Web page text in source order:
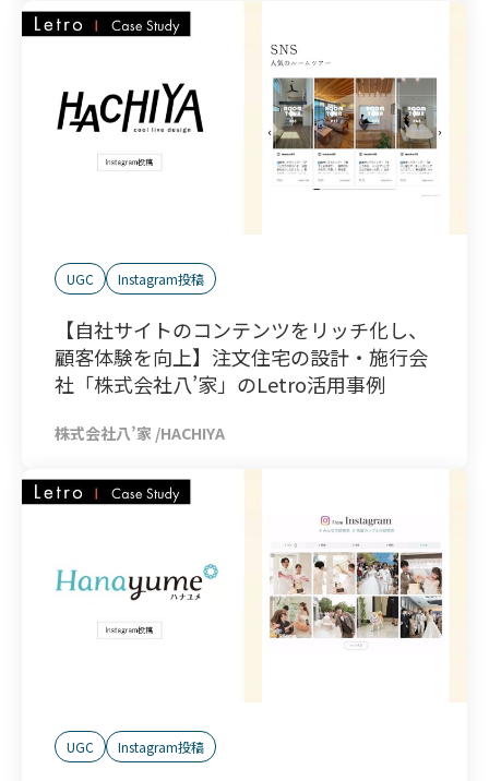
UGC Instagram投稿
【自社サイトのコンテンツをリッチ化し、
顧客体験を向上】注文住宅の設計・施行会
社「株式会社八’家」のLetro活用事例
株式会社八’家 /HACHIYA
UGC Instagram投稿